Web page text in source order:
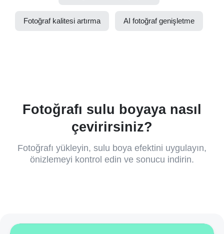
Fotoğraf kalitesi artırma AI fotoğraf genişletme
Fotoğrafı sulu boyaya nasıl
çevirirsiniz?
Fotoğrafı yükleyin, sulu boya efektini uygulayın,
önizlemeyi kontrol edin ve sonucu indirin.